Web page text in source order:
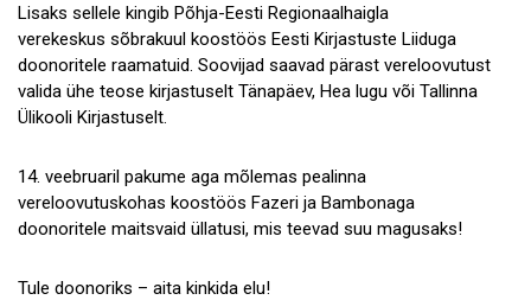
Lisaks sellele kingib Põhja-Eesti Regionaalhaigla
verekeskus sõbrakuul koostöös Eesti Kirjastuste Liiduga
doonoritele raamatuid. Soovijad saavad pärast vereloovutust
valida ühe teose kirjastuselt Tänapäev, Hea lugu või Tallinna
Ülikooli Kirjastuselt.
14. veebruaril pakume aga mõlemas pealinna
vereloovutuskohas koostöös Fazeri ja Bambonaga
doonoritele maitsvaid üllatusi, mis teevad suu magusaks!
Tule doonoriks – aita kinkida elu!